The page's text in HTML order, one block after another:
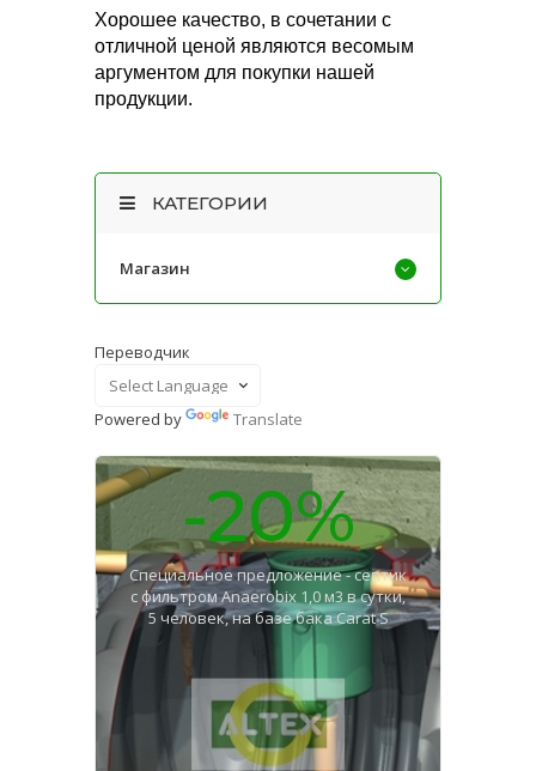
Хорошее качество, в сочетании с
отличной ценой являются весомым
аргументом для покупки нашей
продукции.
КАТЕГОРИИ
Магазин
Переводчик
Powered by Translate
-20%
Специальное предложение - септик
с фильтром Anaerobix 1,0 м3 в сутки,
5 человек, на базе бака Carat S